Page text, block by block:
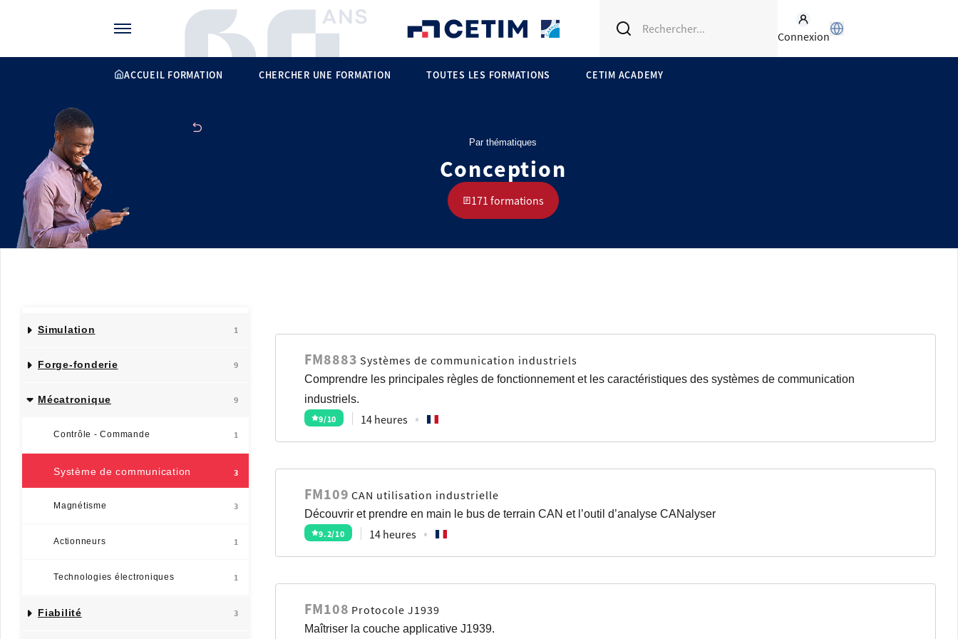
Connexion
ACCUEIL FORMATION CHERCHER UNE FORMATION TOUTES LES FORMATIONS CETIM ACADEMY
Par thématiques
Conception
171 formations
Simulation 1
Forge-fonderie 9
Mécatronique 9
Contrôle - Commande 1
Système de communication 3
Magnétisme 3
Actionneurs 1
Technologies électroniques 1
Fiabilité 3
FM8883 Systèmes de communication industriels
Comprendre les principales règles de fonctionnement et les caractéristiques des systèmes de communication
industriels.
9/10 14 heures
FM109 CAN utilisation industrielle
Découvrir et prendre en main le bus de terrain CAN et l’outil d’analyse CANalyser
9.2/10 14 heures
FM108 Protocole J1939
Maîtriser la couche applicative J1939.